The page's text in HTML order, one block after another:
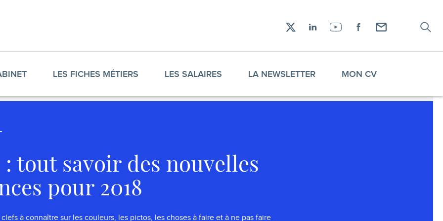
Réseaux
LES FICHES MÉTIERS LES SALAIRES LA NEWSLETTER MON CV
: tout savoir des nouvelles
pour 2018
à connaître sur les couleurs, les pictos, les choses à faire et à ne pas faire